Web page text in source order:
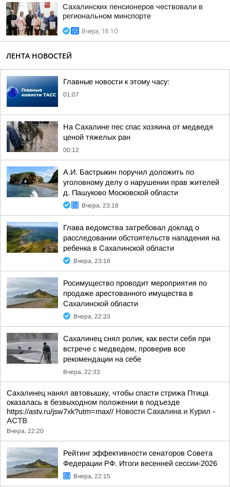
Сахалинских пенсионеров чествовали в
региональном минспорте
Вчера, 18:10
ЛЕНТА НОВОСТЕЙ
Главные новости к этому часу:
01:07
На Сахалине пес спас хозяина от медведя
ценой тяжелых ран
00:12
А.И. Бастрыкин поручил доложить по
уголовному делу о нарушении прав жителей
д. Пашуково Московской области
Вчера, 23:18
Глава ведомства затребовал доклад о
расследовании обстоятельств нападения на
ребенка в Сахалинской области
Вчера, 23:18
Росимущество проводит мероприятия по
продаже арестованного имущества в
Сахалинской области
Вчера, 22:33
Сахалинец снял ролик, как вести себя при
встрече с медведем, проверив все
рекомендации на себе
Вчера, 22:33
Сахалинец нанял автовышку, чтобы спасти стрижа Птица
оказалась в безвыходном положении в подъезде
https://astv.ru/jsw7xk?utm=max// Новости Сахалина и Курил -
АСТВ
Вчера, 22:20
Рейтинг эффективности сенаторов Совета
Федерации РФ. Итоги весенней сессии-2026
Вчера, 22:15